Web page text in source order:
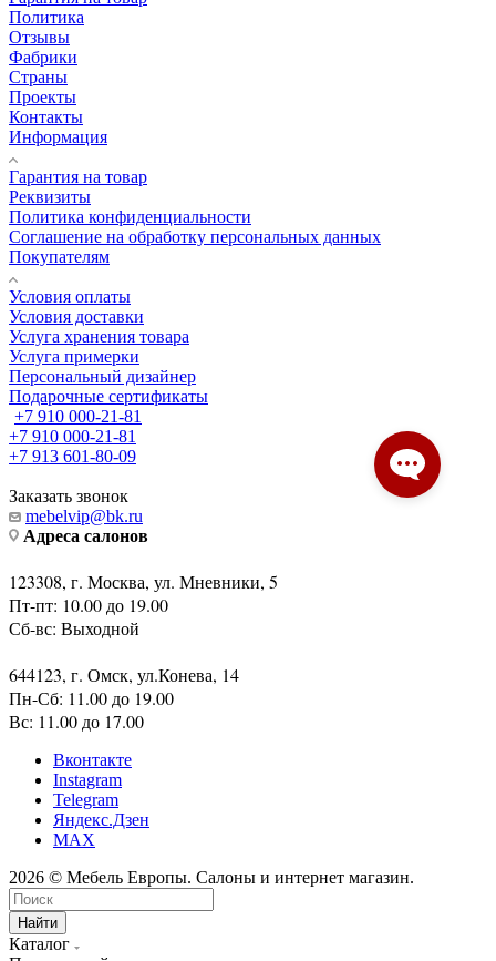
Проекты
Контакты
Информация
Гарантия на товар
Реквизиты
Политика конфиденциальности
Соглашение на обработку персональных данных
Покупателям
Условия оплаты
Условия доставки
Услуга хранения товара
Услуга примерки
Персональный дизайнер
Подарочные сертификаты
+7 910 000-21-81
+7 910 000-21-81
+7 913 601-80-09
Заказать звонок
mebelvip@bk.ru
Адреса салонов
123308, г. Москва, ул. Мневники, 5
Пт-пт: 10.00 до 19.00
Сб-вс: Выходной
644123, г. Омск, ул.Конева, 14
Пн-Сб: 11.00 до 19.00
Вс: 11.00 до 17.00
Вконтакте
Instagram
Telegram
MAX
2026 © Мебель Европы. Салоны и интернет магазин.
Найти
По всему сайту
По каталогу
GPT